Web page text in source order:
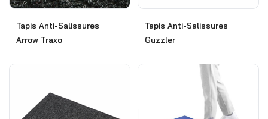
Tapis Anti-Salissures
Arrow Traxo
Tapis Anti-Salissures
Guzzler